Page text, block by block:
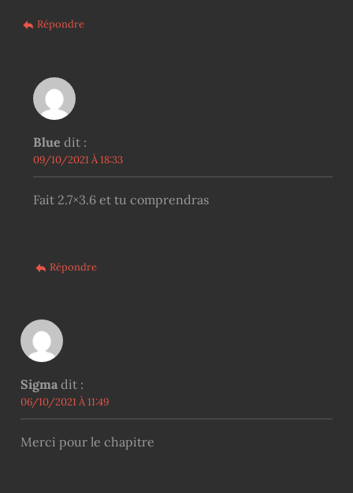
Répondre
Blue dit :
09/10/2021 À 18:33
Fait 2.7×3.6 et tu comprendras
Répondre
Sigma dit :
06/10/2021 À 11:49
Merci pour le chapitre